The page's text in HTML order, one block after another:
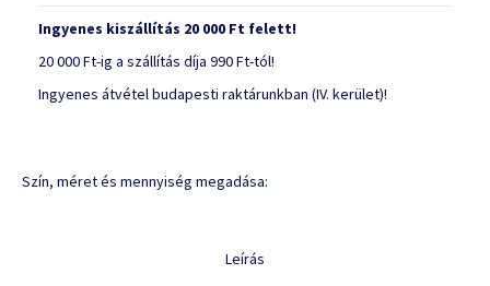
Ingyenes kiszállítás 20 000 Ft felett!
20 000 Ft-ig a szállítás díja 990 Ft-tól!
Ingyenes átvétel budapesti raktárunkban (IV. kerület)!
Szín, méret és mennyiség megadása:
Leírás